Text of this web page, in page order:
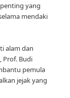
yang
mendaki
alam dan
Prof. Budi
pemula
jejak yang